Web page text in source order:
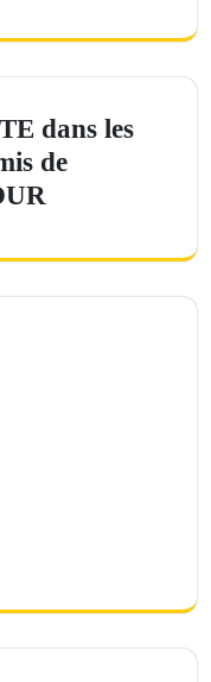
dans les
de